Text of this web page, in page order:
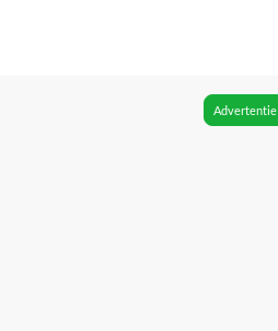
Advertentie